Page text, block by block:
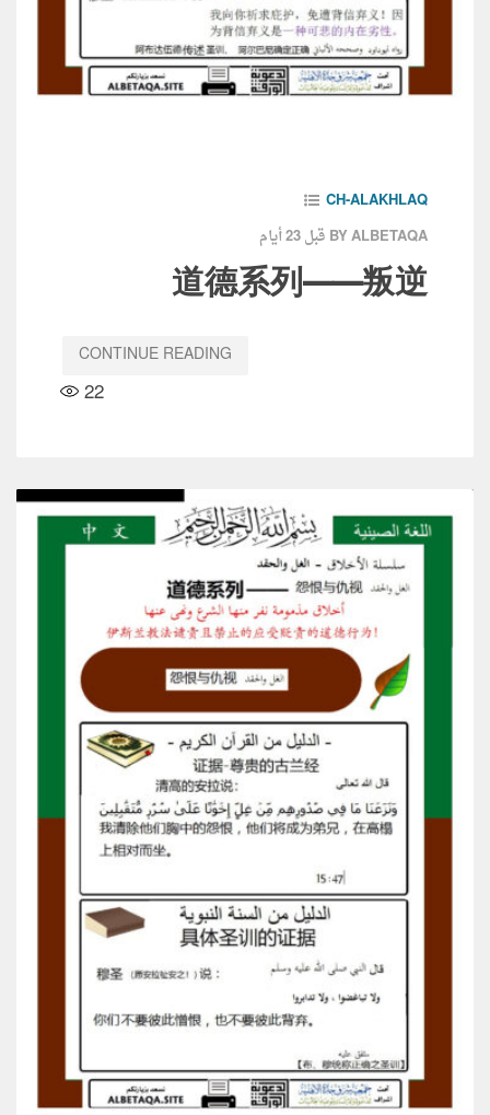
CH-ALAKHLAQ
قبل 23 أيام BY ALBETAQA
道德系列——叛逆
CONTINUE READING
22